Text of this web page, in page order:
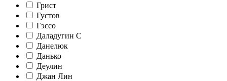
Грист
Густов
Гэссо
Даладугин С
Данелюк
Данько
Деулин
Джан Лин